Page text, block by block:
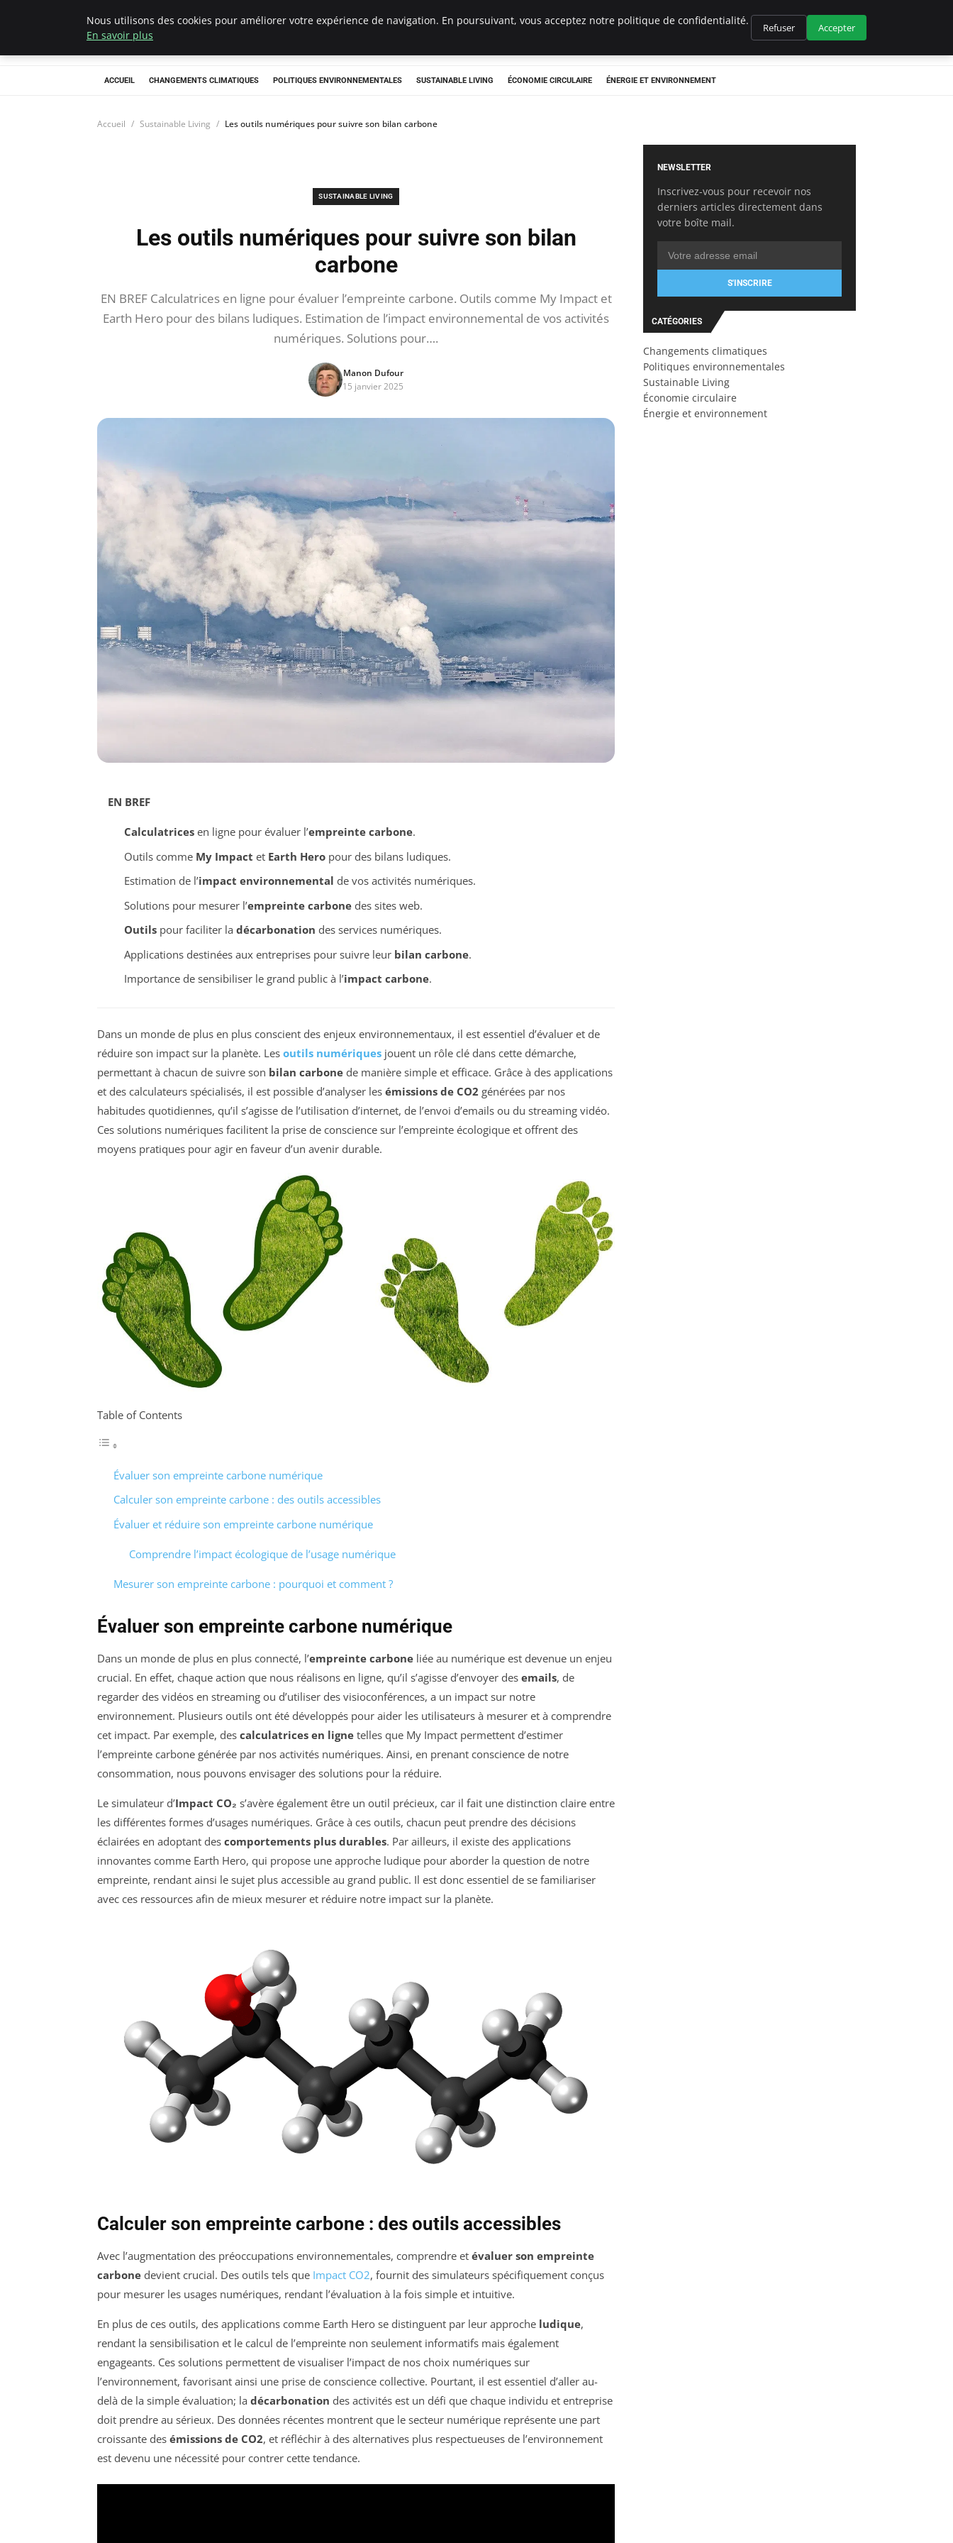
Climategatecountryclub.com
ACCUEIL CHANGEMENTS CLIMATIQUES POLITIQUES ENVIRONNEMENTALES SUSTAINABLE LIVING ÉCONOMIE CIRCULAIRE ÉNERGIE ET ENVIRONNEMENT
Accueil Sustainable Living Les outils numériques pour suivre son bilan carbone
SUSTAINABLE LIVING
Les outils numériques pour suivre son bilan
carbone
EN BREF Calculatrices en ligne pour évaluer l’empreinte carbone. Outils comme My Impact et
Earth Hero pour des bilans ludiques. Estimation de l’impact environnemental de vos activités
numériques. Solutions pour….
Manon Dufour
15 janvier 2025
EN BREF
Calculatricesen ligne pour évaluer l’empreinte carbone.
Outils comme My Impact et Earth Heropour des bilans ludiques.
Estimation de l’impact environnemental de vos activités numériques.
Solutions pour mesurer l’empreinte carbonedes sites web.
Outilspour faciliter la décarbonation des services numériques.
Applications destinées aux entreprises pour suivre leur bilan carbone.
Importance de sensibiliser le grand public à l’impact carbone.
Dans un monde de plus en plus conscient des enjeux environnementaux, il est essentiel d’évaluer et de
réduire son impact sur la planète. Les outils numériques jouent un rôle clé dans cette démarche,
permettant à chacun de suivre son bilan carbone de manière simple et efficace. Grâce à des applications
et des calculateurs spécialisés, il est possible d’analyser les émissions de CO2 générées par nos
habitudes quotidiennes, qu’il s’agisse de l’utilisation d’internet, de l’envoi d’emails ou du streaming vidéo.
Ces solutions numériques facilitent la prise de conscience sur l’empreinte écologique et offrent des
moyens pratiques pour agir en faveur d’un avenir durable.
Table of Contents
Évaluer son empreinte carbone numérique
Calculer son empreinte carbone : des outils accessibles
Évaluer et réduire son empreinte carbone numérique
Comprendre l’impact écologique de l’usage numérique
Mesurer son empreinte carbone : pourquoi et comment ?
Évaluer son empreinte carbone numérique
Dans un monde de plus en plus connecté, l’empreinte carbone liée au numérique est devenue un enjeu
crucial. En effet, chaque action que nous réalisons en ligne, qu’il s’agisse d’envoyer des emails, de
regarder des vidéos en streaming ou d’utiliser des visioconférences, a un impact sur notre
environnement. Plusieurs outils ont été développés pour aider les utilisateurs à mesurer et à comprendre
cet impact. Par exemple, des calculatrices en ligne telles que My Impact permettent d’estimer
l’empreinte carbone générée par nos activités numériques. Ainsi, en prenant conscience de notre
consommation, nous pouvons envisager des solutions pour la réduire.
Le simulateur d’Impact CO₂ s’avère également être un outil précieux, car il fait une distinction claire entre
les différentes formes d’usages numériques. Grâce à ces outils, chacun peut prendre des décisions
éclairées en adoptant des comportements plus durables. Par ailleurs, il existe des applications
innovantes comme Earth Hero, qui propose une approche ludique pour aborder la question de notre
empreinte, rendant ainsi le sujet plus accessible au grand public. Il est donc essentiel de se familiariser
avec ces ressources afin de mieux mesurer et réduire notre impact sur la planète.
Calculer son empreinte carbone : des outils accessibles
Avec l’augmentation des préoccupations environnementales, comprendre et évaluer son empreinte
carbone devient crucial. Des outils tels que Impact CO2, fournit des simulateurs spécifiquement conçus
pour mesurer les usages numériques, rendant l’évaluation à la fois simple et intuitive.
En plus de ces outils, des applications comme Earth Hero se distinguent par leur approche ludique,
rendant la sensibilisation et le calcul de l’empreinte non seulement informatifs mais également
engageants. Ces solutions permettent de visualiser l’impact de nos choix numériques sur
l’environnement, favorisant ainsi une prise de conscience collective. Pourtant, il est essentiel d’aller au-
delà de la simple évaluation; la décarbonation des activités est un défi que chaque individu et entreprise
doit prendre au sérieux. Des données récentes montrent que le secteur numérique représente une part
croissante des émissions de CO2, et réfléchir à des alternatives plus respectueuses de l’environnement
est devenu une nécessité pour contrer cette tendance.
NEWSLETTER
Inscrivez-vous pour recevoir nos
derniers articles directement dans
votre boîte mail.
S'INSCRIRE
CATÉGORIES
Changements climatiques
Politiques environnementales
Sustainable Living
Économie circulaire
Énergie et environnement
Nous utilisons des cookies pour améliorer votre expérience de navigation. En poursuivant, vous acceptez notre politique de confidentialité.
En savoir plus
Refuser Accepter